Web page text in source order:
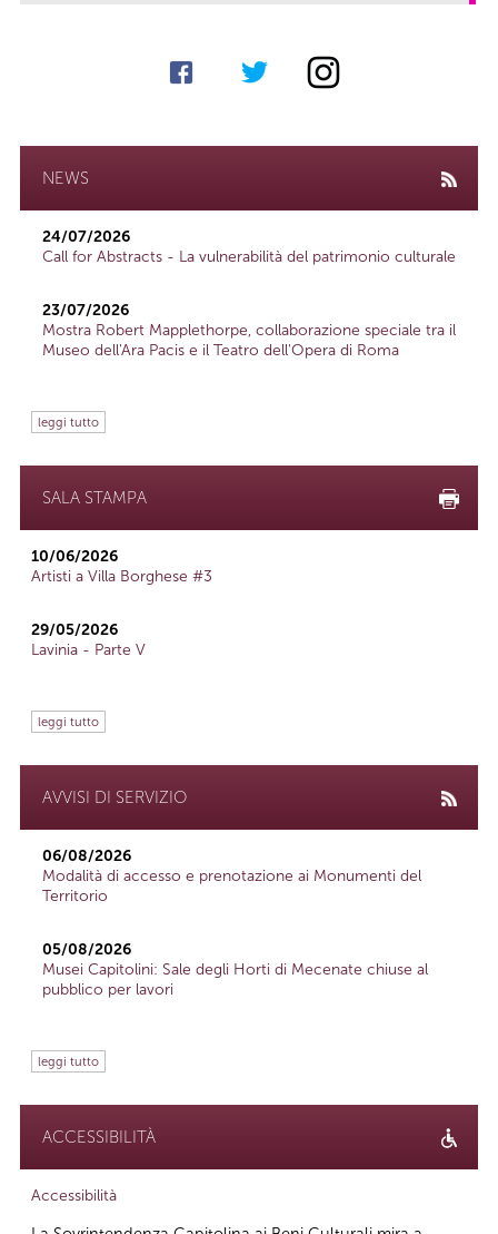
NEWS
24/07/2026
Call for Abstracts - La vulnerabilità del patrimonio culturale
23/07/2026
Mostra Robert Mapplethorpe, collaborazione speciale tra il
Museo dell'Ara Pacis e il Teatro dell'Opera di Roma
leggi tutto
SALA STAMPA
10/06/2026
Artisti a Villa Borghese #3
29/05/2026
Lavinia - Parte V
leggi tutto
AVVISI DI SERVIZIO
06/08/2026
Modalità di accesso e prenotazione ai Monumenti del
Territorio
05/08/2026
Musei Capitolini: Sale degli Horti di Mecenate chiuse al
pubblico per lavori
leggi tutto
ACCESSIBILITÀ
Accessibilità